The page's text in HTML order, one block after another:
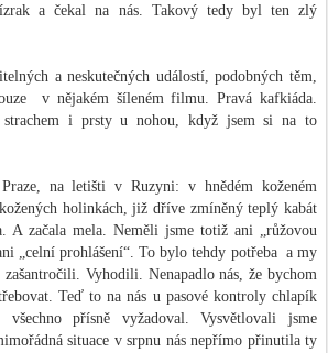
a čekal na nás. Takový tedy byl ten zlý
a neskutečných událostí, podobných těm,
v nějakém šíleném filmu. Pravá kafkiáda.
i prsty u nohou, když jsem si na to
na letišti v Ruzyni: v hnědém koženém
holinkách, již dříve zmíněný teplý kabát
A začala mela. Neměli jsme totiž ani „růžovou
„celní prohlášení“. To bylo tehdy potřeba a my
Vyhodili. Nenapadlo nás, že bychom
Teď to na nás u pasové kontroly chlapík
všechno přísně vyžadoval. Vysvětlovali jsme
situace v srpnu nás nepřímo přinutila ty